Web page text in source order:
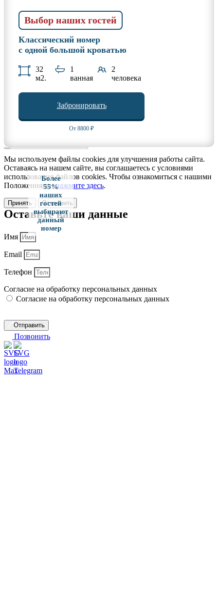
Выбор наших гостей
Классический номер
с одной большой кроватью
32
м2.
1
ванная
2
человека
Забронировать
От 8800 ₽
Более
55%
наших
гостей
выбирают
данный
номер
Мы используем файлы cookies для улучшения работы сайта.
Оставаясь на нашем сайте, вы соглашаетесь с условиями
использования файлов cookies. Чтобы ознакомиться с нашими
Положениями,нажмите здесь.
Принять Отклонить
Оставьте ваши данные
Имя
Email
Телефон
Согласие на обработку персональных данных
Согласие на обработку персональных данных
Отправить
Позвонить